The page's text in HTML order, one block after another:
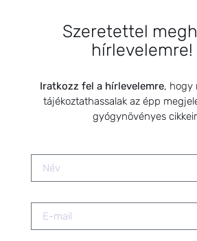
BEMUTATKOZÁS
Sziasztok! Szarvas Niki vagyok, a
Küldetésem a
alkalmazásának oktatása, a
férfiak egészségének megőrzése
HÍRLEVÉL
Szeretettel
hírlevelemre!
Iratkozz fel a hírlevelemre, hogy
tájékoztathassalak az épp
gyógynövényes